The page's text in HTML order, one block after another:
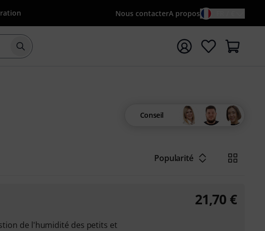
Nous contacterA propos
Démarrer la recherche avec le terme de recherche
Conseil
Popularité
de l'humidité des petits et
21,70 €